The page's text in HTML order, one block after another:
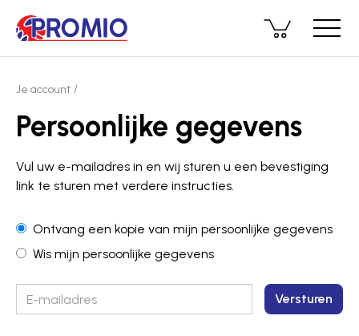
Je account
Persoonlijke gegevens
Vul uw e-mailadres in en wij sturen u een bevestiging
link te sturen met verdere instructies.
Ontvang een kopie van mijn persoonlijke gegevens
Wis mijn persoonlijke gegevens